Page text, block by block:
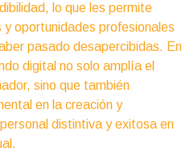
lo que les permite
oportunidades profesionales
pasado desapercibidas. En
digital no solo amplía el
sino que también
en la creación y
distintiva y exitosa en